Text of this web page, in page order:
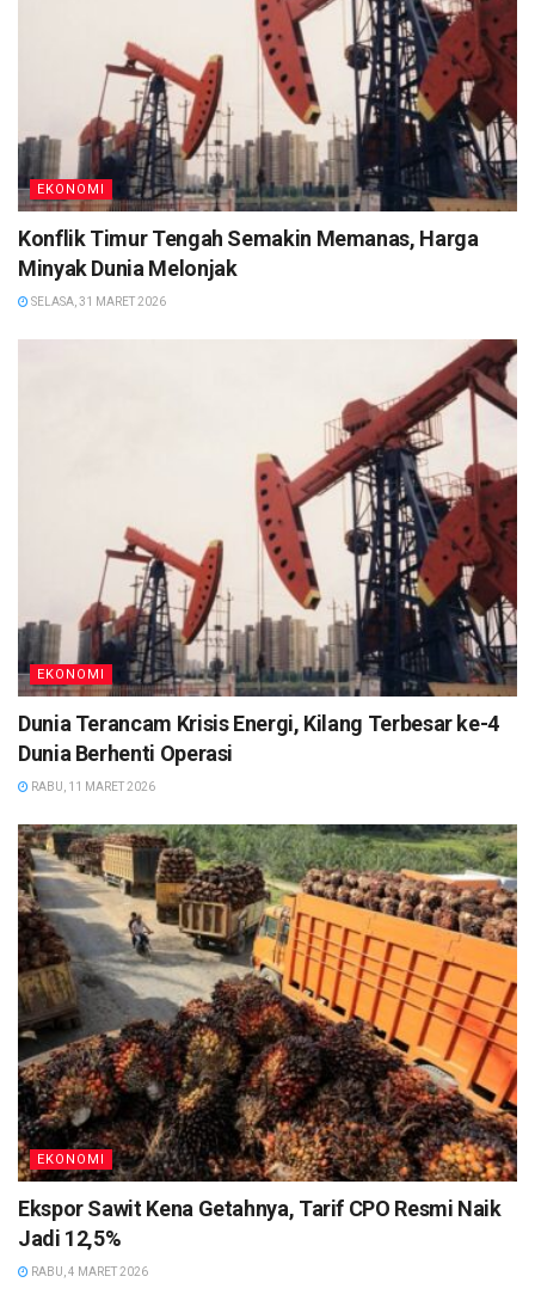
EKONOMI
Konflik Timur Tengah Semakin Memanas, Harga
Minyak Dunia Melonjak
SELASA, 31 MARET 2026
EKONOMI
Dunia Terancam Krisis Energi, Kilang Terbesar ke-4
Dunia Berhenti Operasi
RABU, 11 MARET 2026
EKONOMI
Ekspor Sawit Kena Getahnya, Tarif CPO Resmi Naik
Jadi 12,5%
RABU, 4 MARET 2026